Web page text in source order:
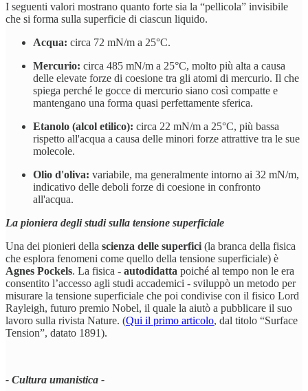
I seguenti valori mostrano quanto forte sia la “pellicola” invisibile
che si forma sulla superficie di ciascun liquido.
Acqua: circa 72 mN/m a 25°C.
Mercurio: circa 485 mN/m a 25°C, molto più alta a causa
delle elevate forze di coesione tra gli atomi di mercurio. Il che
spiega perché le gocce di mercurio siano così compatte e
mantengano una forma quasi perfettamente sferica.
Etanolo (alcol etilico): circa 22 mN/m a 25°C, più bassa
rispetto all'acqua a causa delle minori forze attrattive tra le sue
molecole.
Olio d'oliva: variabile, ma generalmente intorno ai 32 mN/m,
indicativo delle deboli forze di coesione in confronto
all'acqua.
La pioniera degli studi sulla tensione superficiale
Una dei pionieri della scienza delle superfici(la branca della fisica
che esplora fenomeni come quello della tensione superficiale) è
Agnes Pockels. La fisica - autodidatta poiché al tempo non le era
consentito l’accesso agli studi accademici - sviluppò un metodo per
misurare la tensione superficiale che poi condivise con il fisico Lord
Rayleigh, futuro premio Nobel, il quale la aiutò a pubblicare il suo
lavoro sulla rivista Nature. (Qui il primo articolo, dal titolo “Surface
Tension”, datato 1891).
- Cultura umanistica -